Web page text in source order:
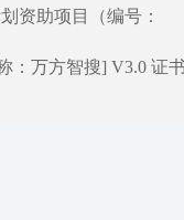
资助项目（编号：
：万方智搜] V3.0 证